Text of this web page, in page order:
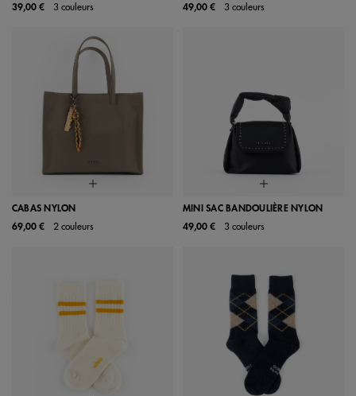
39,00 €
3 couleurs
49,00 €
3 couleurs
CABAS NYLON
69,00 €
2 couleurs
MINI SAC BANDOULIÈRE NYLON
49,00 €
3 couleurs